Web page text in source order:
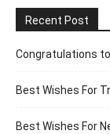
Recent Post
Congratulations
Best Wishes For
Best Wishes For